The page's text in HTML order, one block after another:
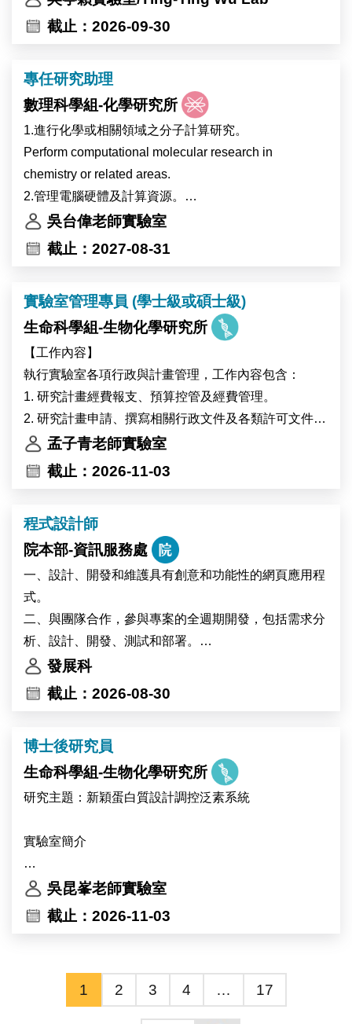
像、高效能運算及多體學分析等先進核心設施，提供完
錄取者將參與植物與環境交互作用相關研究，主要以地
錢（Marchantia）、阿拉伯芥（Arabidopsis）及可能包
含大豆等植物為研究材料，探討植物在熱逆境及全球暖
化相關環境變化下的生理與分子反應，以及高海拔作物
生理時鐘受環境變化影響的調控機制。主要工作內容包
括分子選殖、蛋白質表現分析及突變株篩選。
本研究計畫將與比利時 Ive De Smet 博士及 Devang
Mehta 博士的研究團隊合作進行。
The laboratory of Dr. Ting-Ying Wu at the Institute of
invites applications for a full-time Research Assistant
position.
The laboratory is located on the main campus of
Academia Sinica in Taipei, Taiwan. IPMB is home to
nearly 300 researchers and staff members from Taiwan
and more than 15 other countries. The institute
provides state-of-the-art core facilities in cell biology,
microscopy, high-performance computing, and multi-
omics analysis, offering an excellent environment for
The successful candidate will participate in research
on plant–environment interactions. Using plant
systems including Marchantia, Arabidopsis, and
potentially soybean, the project will investigate the
physiological and molecular responses of plants to
heat stress and environmental changes associated
with global warming. The research will also explore
how environmental changes affect circadian clock
regulation in high-altitude crops.
protein expression analysis, and mutant screening.
This research project will be conducted in
collaboration with the research groups of Dr. Ive De
截止：2026-09-30
專任研究助理
數理科學組-化學研究所
1.進行化學或相關領域之分子計算研究。
Perform computational molecular research in
chemistry or related areas.
2.管理電腦硬體及計算資源。
Management computer hardware and scientific
software.
and papers.
吳台偉老師實驗室
截止：2027-08-31
實驗室管理專員 (學士級或碩士級)
生命科學組-生物化學研究所
【工作內容】
執行實驗室各項行政與計畫管理，工作內容包含：
1. 研究計畫經費報支、預算控管及經費管理。
2. 研究計畫申請、撰寫相關行政文件及各類許可文件之
準備
3. 辦理主管交辦事項。
孟子青老師實驗室
截止：2026-11-03
程式設計師
院本部-資訊服務處
一、設計、開發和維護具有創意和功能性的網頁應用程
式。
二、與團隊合作，參與專案的全週期開發，包括需求分
析、設計、開發、測試和部署。
三、持續學習最新的前端和後端開發趨勢。
四、其他主管交辦事項，有機會跨領域學習，展現您的
發展科
截止：2026-08-30
博士後研究員
生命科學組-生物化學研究所
研究主題：新穎蛋白質設計調控泛素系統
實驗室簡介
中央研究院生物化學研究所 吳昆峯博士研究團隊
（https://kpwulab.com/）以「蛋白質化學」為核心，研
素酶（DUB）等泛素化修飾系統。泛素與泛素類似修飾
系統的酵素本身即為近年最受關注的藥物標的家族之
吳昆峯老師實驗室
截止：2026-11-03
1 2 3 4 … 17